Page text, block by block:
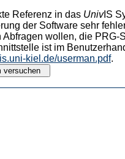
Referenz in das UnivIS
der Software sehr
Abfragen wollen, die PRG-
ist im
kiel.de/userman.pdf.